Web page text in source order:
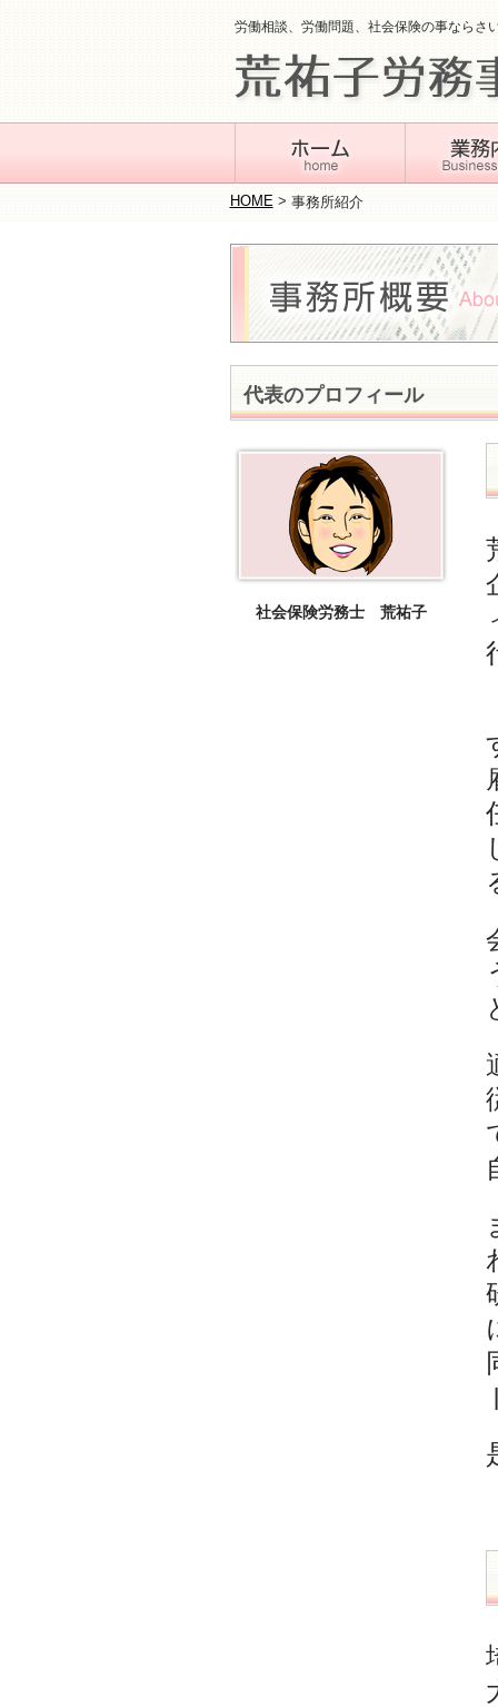
労働相談、労働問題、社会保険の事ならさ
HOME> 事務所紹介
代表のプロフィール
社会保険労務士 荒祐子